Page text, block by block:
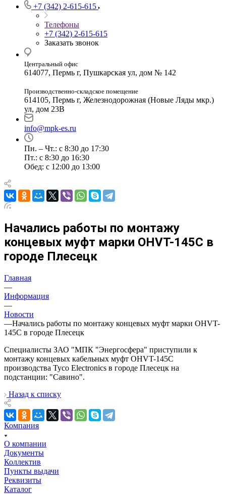
+7 (342) 2-615-615
Телефоны
+7 (342) 2-615-615
Заказать звонок
Центральный офис
614077, Пермь г, Пушкарская ул, дом № 142
Производственно-складское помещение
614105, Пермь г, Железнодорожная (Новые Ляды мкр.)
ул, дом 23В
info@mpk-es.ru
Пн. – Чт.: с 8:30 до 17:30
Пт.: с 8:30 до 16:30
Обед: с 12:00 до 13:00
Начались работы по монтажу
концевых муфт марки OHVT-145C в
городе Плесецк
Главная
—
Информация
—
Новости
—Начались работы по монтажу концевых муфт марки OHVT-
145C в городе Плесецк
Специалисты ЗАО "МПК "Энергосфера" приступили к
монтажу концевых кабельных муфт OHVT-145C
производства Tyco Electronics в городе Плесецк на
подстанции: "Савино".
Назад к списку
Компания
О компании
Документы
Коллектив
Пункты выдачи
Реквизиты
Каталог